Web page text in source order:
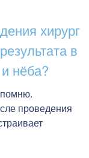
хирург
в
нёба?
проведения